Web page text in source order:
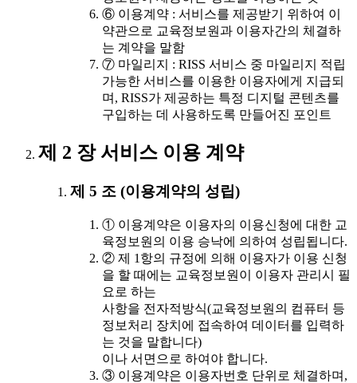
⑥ 이용계약 : 서비스를 제공받기 위하여 이
약관으로 교육정보원과 이용자간의 체결하
는 계약을 말함
⑦ 마일리지 : RISS 서비스 중 마일리지 적립
가능한 서비스를 이용한 이용자에게 지급되
며, RISS가 제공하는 특정 디지털 콘텐츠를
구입하는 데 사용하도록 만들어진 포인트
제 2 장 서비스 이용 계약
제 5 조 (이용계약의 성립)
① 이용계약은 이용자의 이용신청에 대한 교
육정보원의 이용 승낙에 의하여 성립됩니다.
② 제 1항의 규정에 의해 이용자가 이용 신청
을 할 때에는 교육정보원이 이용자 관리시 필
요로 하는
사항을 전자적방식(교육정보원의 컴퓨터 등
정보처리 장치에 접속하여 데이터를 입력하
는 것을 말합니다)
이나 서면으로 하여야 합니다.
③ 이용계약은 이용자번호 단위로 체결하며,